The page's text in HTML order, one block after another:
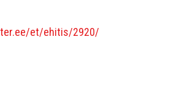
et/ehitis/2920/